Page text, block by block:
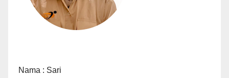
Nama : Sari